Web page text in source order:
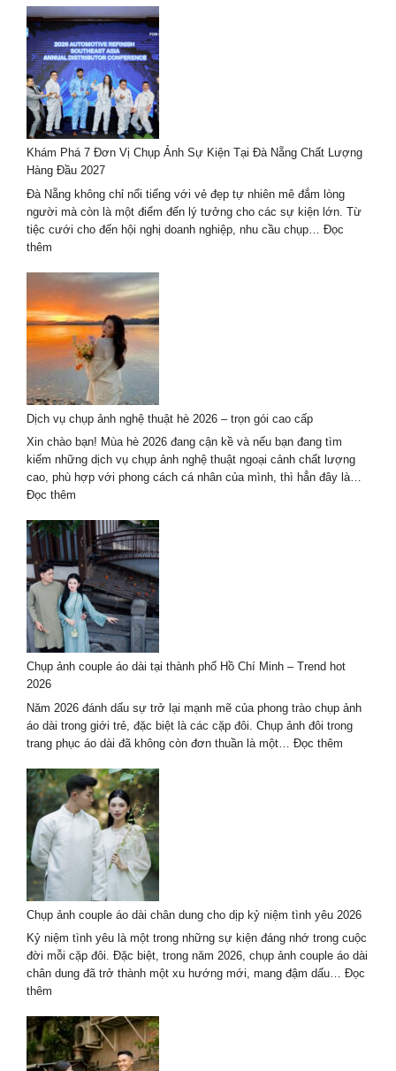
ảnh
gia
đình
phong
cách
Hàn
Quốc
–
xu
mới
nhất
2024-
Khám Phá 7 Đơn Vị Chụp Ảnh Sự Kiện Tại Đà Nẵng Chất Lượng
Hàng Đầu 2027
Đà Nẵng không chỉ nổi tiếng với vẻ đẹp tự nhiên mê đắm lòng
người mà còn là một điểm đến lý tưởng cho các sự kiện lớn. Từ
tiệc cưới cho đến hội nghị doanh nghiệp, nhu cầu chụp… Đọc
thêm
Phá
7
Đơn
Vị
Chụp
Ảnh
Sự
Kiện
Tại
Đà
Nẵng
Chất
Lượng
Đầu
2027
Dịch vụ chụp ảnh nghệ thuật hè 2026 – trọn gói cao cấp
Xin chào bạn! Mùa hè 2026 đang cận kề và nếu bạn đang tìm
kiếm những dịch vụ chụp ảnh nghệ thuật ngoại cảnh chất lượng
cao, phù hợp với phong cách cá nhân của mình, thì hẳn đây là…
Đọc thêm
vụ
chụp
ảnh
nghệ
thuật
hè
2026
–
trọn
cao
cấp
Chụp ảnh couple áo dài tại thành phố Hồ Chí Minh – Trend hot
2026
Năm 2026 đánh dấu sự trở lại mạnh mẽ của phong trào chụp ảnh
áo dài trong giới trẻ, đặc biệt là các cặp đôi. Chụp ảnh đôi trong
trang phục áo dài đã không còn đơn thuần là một… Đọc thêm
Chí
Minh
–
Trend
Chụp ảnh couple áo dài chân dung cho dịp kỷ niệm tình yêu 2026
Kỷ niệm tình yêu là một trong những sự kiện đáng nhớ trong cuộc
đời mỗi cặp đôi. Đặc biệt, trong năm 2026, chụp ảnh couple áo dài
chân dung đã trở thành một xu hướng mới, mang đậm dấu… Đọc
thêm
ảnh
couple
áo